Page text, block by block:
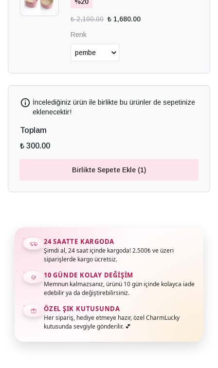
₺ 2,100.00 ₺ 1,680.00
Renk
İncelediğiniz ürün ile birlikte bu ürünler de sepetinize
eklenecektir!
Toplam
₺ 300.00
Birlikte Sepete Ekle (1)
24 SAATTE KARGODA
Şimdi al, 24 saat içinde kargoda! 2.500₺ ve üzeri
siparişlerde kargo ücretsiz.
10 GÜNDE KOLAY DEĞIŞIM
Memnun kalmazsanız, ürünü 10 gün içinde kolayca iade
edebilir ya da değiştirebilirsiniz.
ÖZEL ŞIK KUTUSUNDA
Her sipariş, hediye etmeye hazır, özel CharmLucky
kutusunda sevgiyle gönderilir. 💕